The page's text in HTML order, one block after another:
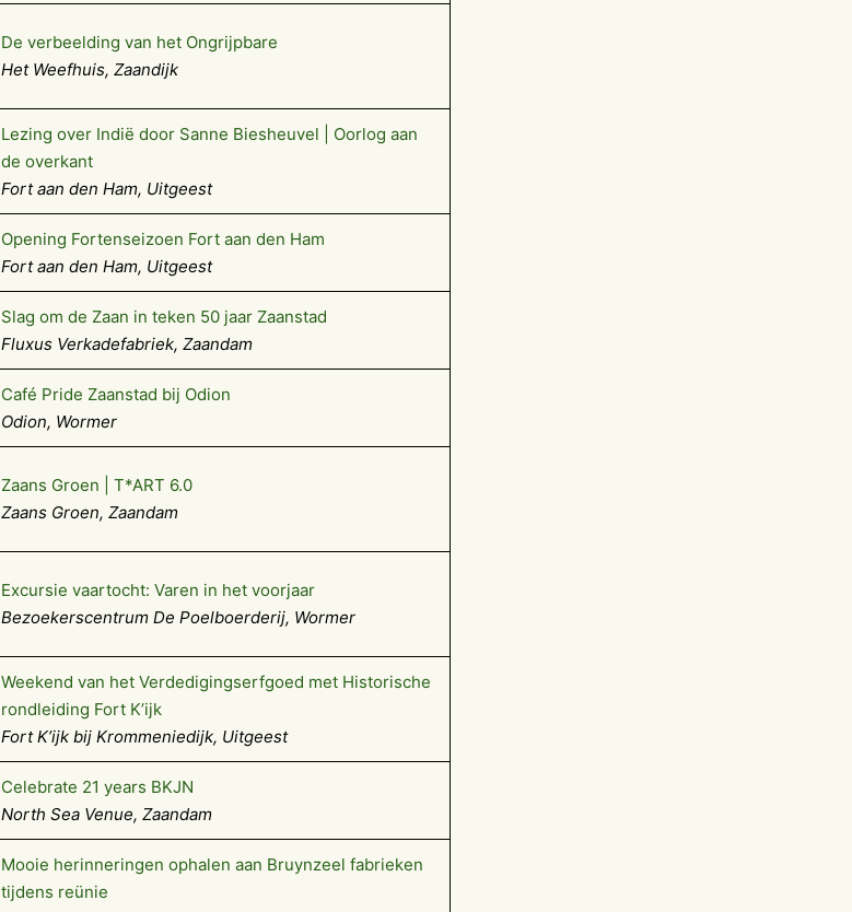
De verbeelding van het Ongrijpbare
Het Weefhuis, Zaandijk
Lezing over Indië door Sanne Biesheuvel | Oorlog aan
de overkant
Fort aan den Ham, Uitgeest
Opening Fortenseizoen Fort aan den Ham
Fort aan den Ham, Uitgeest
Slag om de Zaan in teken 50 jaar Zaanstad
Fluxus Verkadefabriek, Zaandam
Café Pride Zaanstad bij Odion
Odion, Wormer
Zaans Groen | T*ART 6.0
Zaans Groen, Zaandam
Excursie vaartocht: Varen in het voorjaar
Bezoekerscentrum De Poelboerderij, Wormer
Weekend van het Verdedigingserfgoed met Historische
rondleiding Fort K’ijk
Fort K’ijk bij Krommeniedijk, Uitgeest
Celebrate 21 years BKJN
North Sea Venue, Zaandam
Mooie herinneringen ophalen aan Bruynzeel fabrieken
tijdens reünie